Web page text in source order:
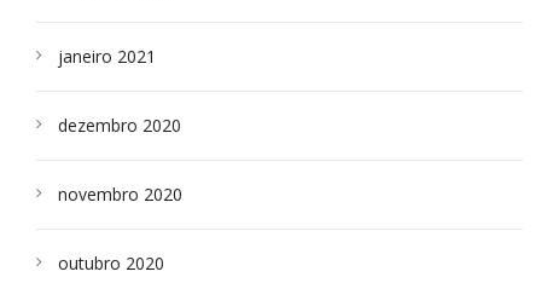
janeiro 2021
dezembro 2020
novembro 2020
outubro 2020